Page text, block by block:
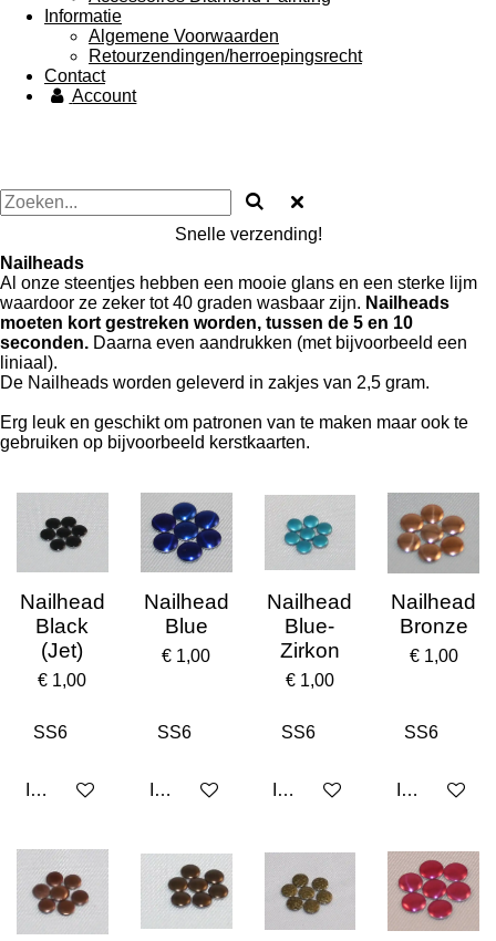
Informatie
Algemene Voorwaarden
Retourzendingen/herroepingsrecht
Contact
Account
Snelle verzending!
Nailheads
Al onze steentjes hebben een mooie glans en een sterke lijm
waardoor ze zeker tot 40 graden wasbaar zijn. Nailheads
moeten kort gestreken worden, tussen de 5 en 10
seconden. Daarna even aandrukken (met bijvoorbeeld een
liniaal).
De Nailheads worden geleverd in zakjes van 2,5 gram.
Erg leuk en geschikt om patronen van te maken maar ook te
gebruiken op bijvoorbeeld kerstkaarten.
Nailhead
Black
(Jet)
€ 1,00
In winkelwagen
Nailhead
Blue
€ 1,00
In winkelwagen
Nailhead
Blue-
Zirkon
€ 1,00
In winkelwagen
Nailhead
Bronze
€ 1,00
In